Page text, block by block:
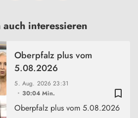
interessieren
bookmark_border
5. Aug. 202623:31
30:04 Min.
Oberpfalz plus vom
5.08.2026
Oberpfalz plus vom 5.08.2026